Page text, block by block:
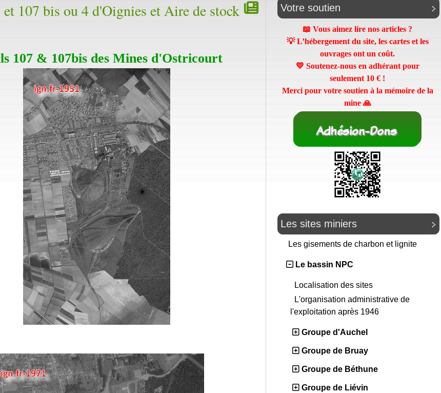
107 bis ou 4 d'Oignies et Aire de stock
107 & 107bis des Mines d'Ostricourt
Votre soutien
📖 Vous aimez lire nos articles ?
💡 L’hébergement du site, les cartes et les
ouvrages ont un coût.
💛 Soutenez-nous en adhérant pour
seulement 10 € !
Merci pour votre soutien à la mémoire de la
mine 🙏
Les sites miniers
Les gisements de charbon et lignite
Le bassin NPC
Localisation des sites
L'organisation administrative de
l'exploitation après 1946
Groupe d'Auchel
Groupe de Bruay
Groupe de Béthune
Groupe de Liévin